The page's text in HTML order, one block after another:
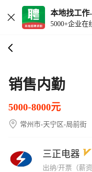
本地找工作
5000+企业在
销售内勤
5000-8000元
常州市-天宁区-局前街
三正电器
出纳/开票（薪